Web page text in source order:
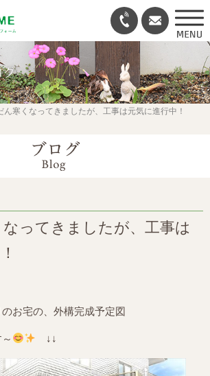
ん寒くなってきましたが、工事は元気に進行中！
ってきましたが、工事は
お宅の、外構完成予定図
↓↓